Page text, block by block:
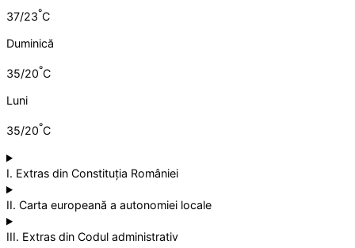
37/23°C
Duminică
35/20°C
Luni
35/20°C
I. Extras din Constituția României
II. Carta europeană a autonomiei locale
III. Extras din Codul administrativ